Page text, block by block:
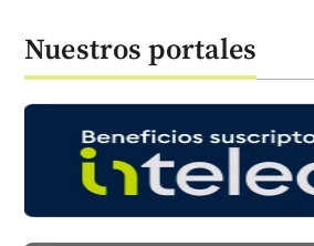
Nuestros portales